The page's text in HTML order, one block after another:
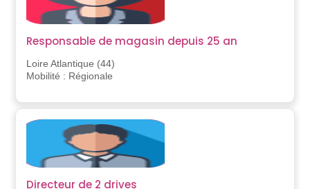
Responsable de magasin depuis 25 an
Loire Atlantique (44)
Mobilité : Régionale
Directeur de 2 drives